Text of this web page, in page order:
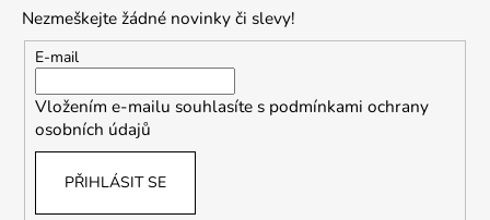
Nezmeškejte žádné novinky či slevy!
E-mail
Vložením e-mailu souhlasíte s podmínkami ochrany
osobních údajů
PŘIHLÁSIT SE